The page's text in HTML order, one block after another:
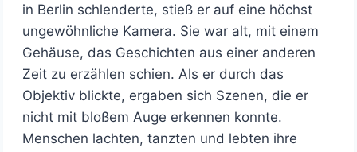
in Berlin schlenderte, stieß er auf eine höchst
ungewöhnliche Kamera. Sie war alt, mit einem
Gehäuse, das Geschichten aus einer anderen
Zeit zu erzählen schien. Als er durch das
Objektiv blickte, ergaben sich Szenen, die er
nicht mit bloßem Auge erkennen konnte.
Menschen lachten, tanzten und lebten ihre